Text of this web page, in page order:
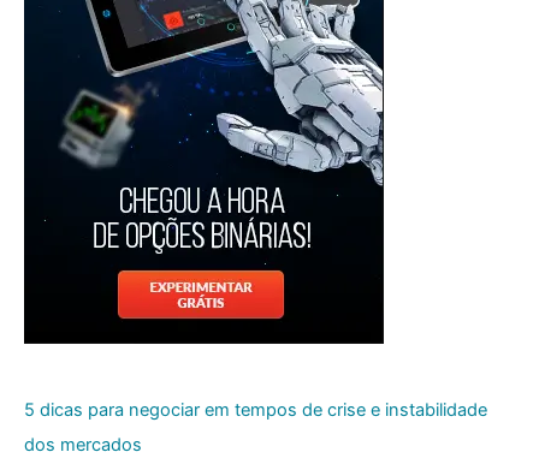
5 dicas para negociar em tempos de crise e instabilidade
dos mercados